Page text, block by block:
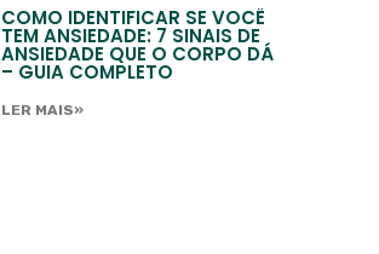
COMO IDENTIFICAR SE VOCÊ
TEM ANSIEDADE: 7 SINAIS DE
ANSIEDADE QUE O CORPO DÁ
– GUIA COMPLETO
LER MAIS»